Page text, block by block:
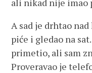
ali nikad nije imao
A sad je drhtao
piće i gledao na
primetio, ali sam
Proveravao je